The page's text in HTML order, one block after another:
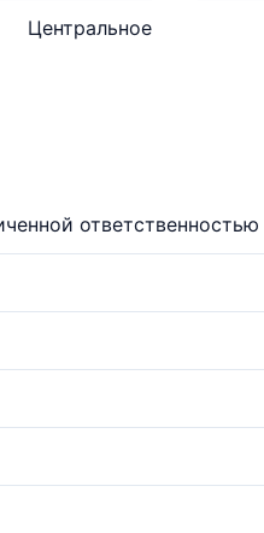
Центральное